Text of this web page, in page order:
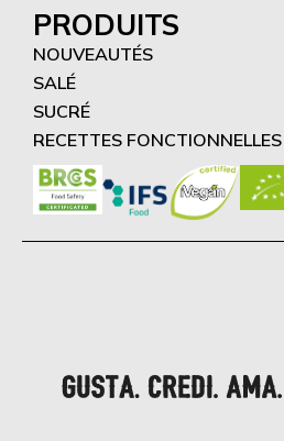
PRODUITS
NOUVEAUTÉS
SALÉ
SUCRÉ
RECETTES FONCTIONNELLES